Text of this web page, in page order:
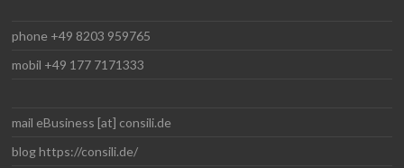
phone +49 8203 959765
mobil +49 177 7171333
mail eBusiness [at] consili.de
blog https://consili.de/